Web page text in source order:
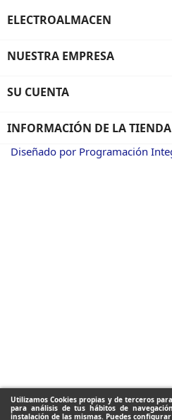
Utilizamos Cookies propias y de terceros
para análisis de tus hábitos de
instalación de las mismas. Puedes
ELECTROALMACEN
NUESTRA EMPRESA
SU CUENTA
INFORMACIÓN DE LA TIENDA
Diseñado por Programación